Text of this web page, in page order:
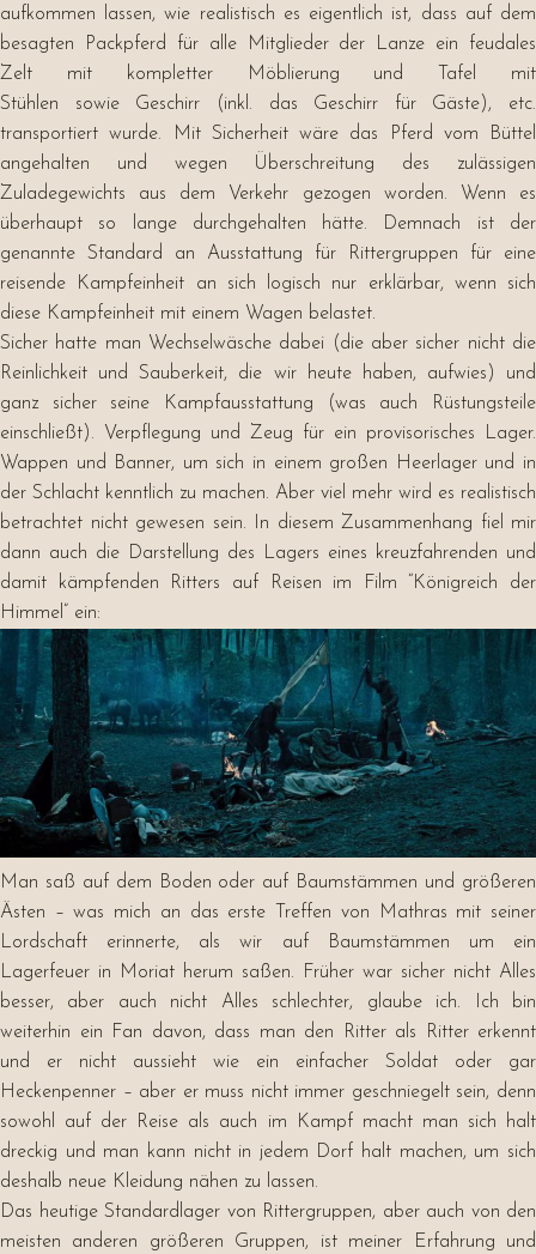
aufkommen lassen, wie realistisch es eigentlich ist, dass auf dem
besagten Packpferd für alle Mitglieder der Lanze ein feudales
Zelt mit kompletter Möblierung und Tafel mit
Stühlen sowie Geschirr (inkl. das Geschirr für Gäste), etc.
transportiert wurde. Mit Sicherheit wäre das Pferd vom Büttel
angehalten und wegen Überschreitung des zulässigen
Zuladegewichts aus dem Verkehr gezogen worden. Wenn es
überhaupt so lange durchgehalten hätte. Demnach ist der
genannte Standard an Ausstattung für Rittergruppen für eine
reisende Kampfeinheit an sich logisch nur erklärbar, wenn sich
diese Kampfeinheit mit einem Wagen belastet.
Sicher hatte man Wechselwäsche dabei (die aber sicher nicht die
Reinlichkeit und Sauberkeit, die wir heute haben, aufwies) und
ganz sicher seine Kampfausstattung (was auch Rüstungsteile
einschließt). Verpflegung und Zeug für ein provisorisches Lager.
Wappen und Banner, um sich in einem großen Heerlager und in
der Schlacht kenntlich zu machen. Aber viel mehr wird es realistisch
betrachtet nicht gewesen sein. In diesem Zusammenhang fiel mir
dann auch die Darstellung des Lagers eines kreuzfahrenden und
damit kämpfenden Ritters auf Reisen im Film “Königreich der
Himmel” ein:
Man saß auf dem Boden oder auf Baumstämmen und größeren
Ästen – was mich an das erste Treffen von Mathras mit seiner
Lordschaft erinnerte, als wir auf Baumstämmen um ein
Lagerfeuer in Moriat herum saßen. Früher war sicher nicht Alles
besser, aber auch nicht Alles schlechter, glaube ich. Ich bin
weiterhin ein Fan davon, dass man den Ritter als Ritter erkennt
und er nicht aussieht wie ein einfacher Soldat oder gar
Heckenpenner – aber er muss nicht immer geschniegelt sein, denn
sowohl auf der Reise als auch im Kampf macht man sich halt
dreckig und man kann nicht in jedem Dorf halt machen, um sich
deshalb neue Kleidung nähen zu lassen.
Das heutige Standardlager von Rittergruppen, aber auch von den
meisten anderen größeren Gruppen, ist meiner Erfahrung und